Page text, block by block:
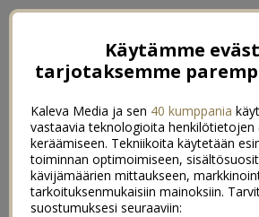
Käytämme
tarjotaksemme
Kaleva Media ja sen 40 kumppania
vastaavia teknologioita henkilötietojen
keräämiseen. Tekniikoita käytetään
toiminnan optimoimiseen,
kävijämäärien mittaukseen,
tarkoituksenmukaisiin mainoksiin.
suostumuksesi seuraaviin: